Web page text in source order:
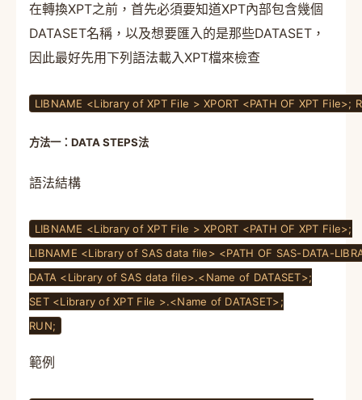
在轉換XPT之前，首先必須要知道XPT內部包含幾個
DATASET名稱，以及想要匯入的是那些DATASET，
因此最好先用下列語法載入XPT檔來檢查
LIBNAME <Library of XPT File > XPORT <PATH OF XPT File>;
方法一：DATA STEPS法
語法結構
LIBNAME <Library of XPT File > XPORT <PATH OF XPT File>;
LIBNAME <Library of SAS data file> <PATH OF SAS-DATA-
DATA <Library of SAS data file>.<Name of DATASET>;
SET <Library of XPT File >.<Name of DATASET>;
RUN;
範例